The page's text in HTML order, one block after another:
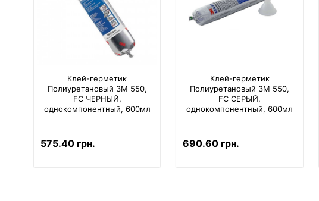
Клей-герметик
Полиуретановый 3M 550,
FC ЧЕРНЫЙ,
однокомпонентный, 600мл
575.40 грн.
Клей-герметик
Полиуретановый 3M 550,
FC СЕРЫЙ,
однокомпонентный, 600мл
690.60 грн.